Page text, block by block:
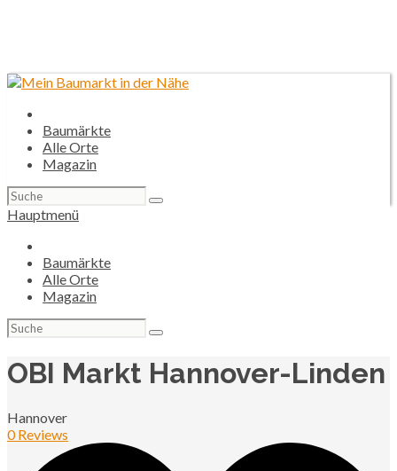
Baumärkte
Alle Orte
Magazin
Suchen
nach:
Hauptmenü
Baumärkte
Alle Orte
Magazin
Suchen
nach:
OBI Markt Hannover-Linden
Hannover
0 Reviews